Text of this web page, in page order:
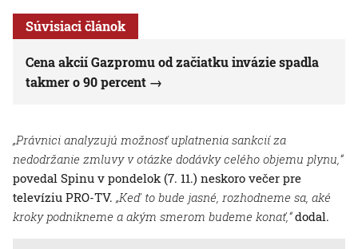
Súvisiaci článok
Cena akcií Gazpromu od začiatku invázie spadla
takmer o 90 percent
„Právnici analyzujú možnosť uplatnenia sankcií za
nedodržanie zmluvy v otázke dodávky celého objemu plynu,“
povedal Spinu v pondelok (7. 11.) neskoro večer pre
televíziu PRO-TV. „Keď to bude jasné, rozhodneme sa, aké
kroky podnikneme a akým smerom budeme konať,“dodal.